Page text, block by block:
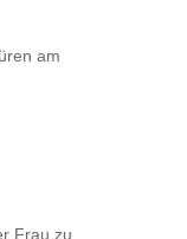
am
Frau zu